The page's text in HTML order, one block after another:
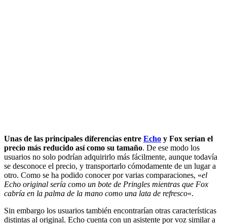
Unas de las principales diferencias entre Echo y Fox serían el
precio más reducido así como su tamaño. De ese modo los
usuarios no solo podrían adquirirlo más fácilmente, aunque todavía
se desconoce el precio, y transportarlo cómodamente de un lugar a
otro. Como se ha podido conocer por varias comparaciones, «el
Echo original sería como un bote de Pringles mientras que Fox
cabría en la palma de la mano como una lata de refresco«.
Sin embargo los usuarios también encontrarían otras características
distintas al original. Echo cuenta con un asistente por voz similar a